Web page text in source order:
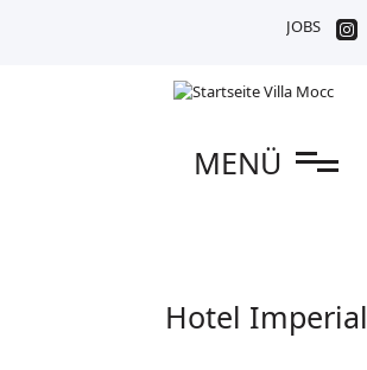
JOBS
MENÜ
Hotel Imperial